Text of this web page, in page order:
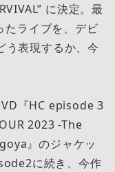
に決定。最
たライブを、デビ
う表現するか、今
『HC episode 3
2023 -The
』のジャケッ
に続き、今作